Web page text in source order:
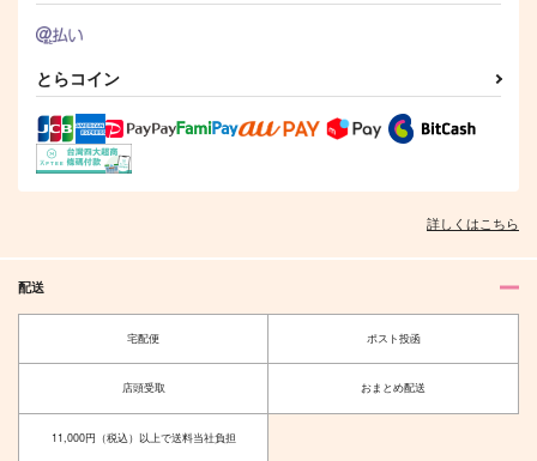
とらコイン
詳しくはこちら
配送
宅配便 ポスト投函
店頭受取 おまとめ配送
11,000円（税込）以上で送料当社負担